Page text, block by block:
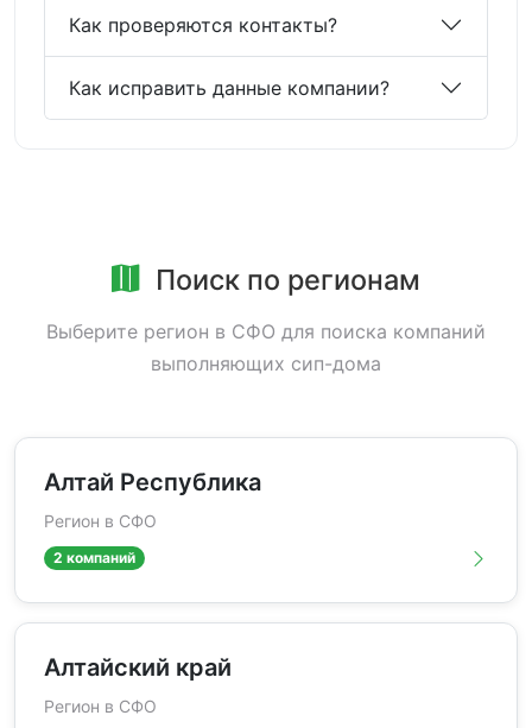
Как проверяются контакты?
Как исправить данные компании?
Поиск по регионам
Выберите регион в СФО для поиска компаний
выполняющих сип-дома
Алтай Республика
Регион в СФО
2 компаний
Алтайский край
Регион в СФО